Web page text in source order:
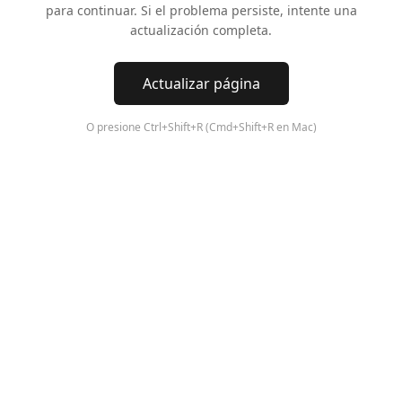
para continuar. Si el problema persiste, intente una
actualización completa.
Actualizar página
O presione Ctrl+Shift+R (Cmd+Shift+R en Mac)